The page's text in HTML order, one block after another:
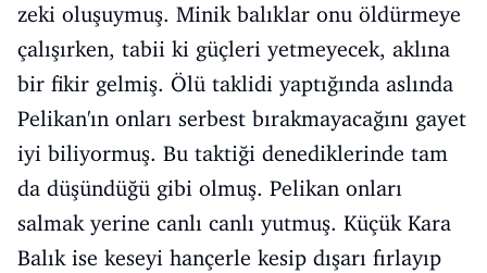
zeki oluşuymuş. Minik balıklar onu öldürmeye
çalışırken, tabii ki güçleri yetmeyecek, aklına
bir fikir gelmiş. Ölü taklidi yaptığında aslında
Pelikan'ın onları serbest bırakmayacağını gayet
iyi biliyormuş. Bu taktiği denediklerinde tam
da düşündüğü gibi olmuş. Pelikan onları
salmak yerine canlı canlı yutmuş. Küçük Kara
Balık ise keseyi hançerle kesip dışarı fırlayıp